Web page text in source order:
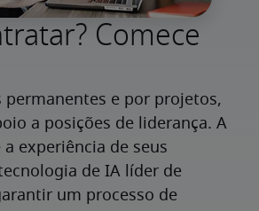
Comece
permanentes e por projetos,
a posições de liderança. A
a experiência de seus
de IA líder de
um processo de